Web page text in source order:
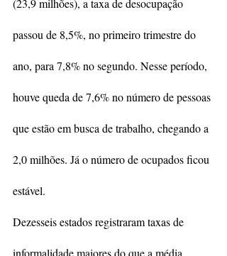
(23,9 milhões), a taxa de desocupação
passou de 8,5%, no primeiro trimestre do
ano, para 7,8% no segundo. Nesse período,
houve queda de 7,6% no número de pessoas
que estão em busca de trabalho, chegando a
2,0 milhões. Já o número de ocupados ficou
estável.
Dezesseis estados registraram taxas de
informalidade maiores do que a média